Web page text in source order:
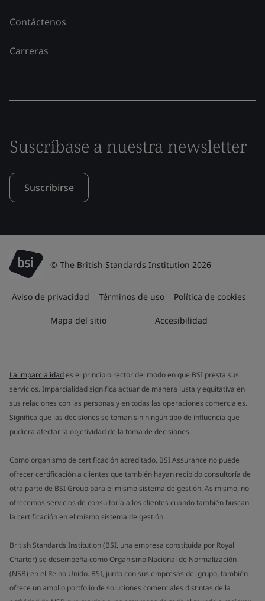
Contáctenos
Carreras
Suscríbase a nuestra newsletter
Suscribirse
© The British Standards Institution 2026
Aviso de privacidad Términos de uso Política de cookies
Mapa del sitio Accesibilidad
La imparcialidades el principio rector del modo en que BSI presta sus
servicios. Imparcialidad significa actuar de manera justa y equitativa en
sus relaciones con las personas y en todas las operaciones comerciales.
Significa que las decisiones se toman sin ningún tipo de influencia que
pudiera afectar la objetividad de la toma de decisiones.
Como organismo de certificación acreditado, BSI Assurance no puede
ofrecer certificación a clientes que también hayan recibido consultoría de
otra parte de BSI Group para el mismo sistema de gestión. Asimismo, no
ofrecemos servicios de consultoría a los clientes cuando también buscan
la certificación en el mismo sistema de gestión.
British Standards Institution (BSI, una empresa constituida por Royal
Charter) se desempeña como Organismo Nacional de Normalización
(NSB) en el Reino Unido. BSI, junto con sus empresas del grupo, también
ofrece un amplio portfolio de soluciones comerciales distintas de la